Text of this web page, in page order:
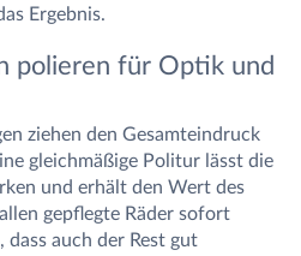
Ergebnis.
polieren für Optik und
ziehen den Gesamteindruck
gleichmäßige Politur lässt die
und erhält den Wert des
gepflegte Räder sofort
auch der Rest gut